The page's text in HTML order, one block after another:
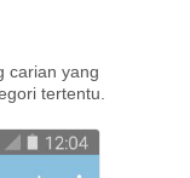
carian yang
tertentu.